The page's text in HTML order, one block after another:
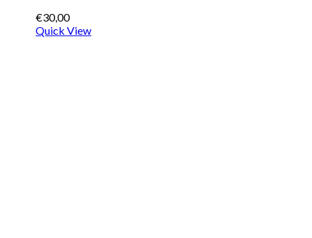
€30,00
Quick View